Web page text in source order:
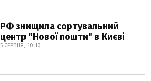
РФ знищила сортувальний
центр "Нової пошти" в Києві
5 СЕРПНЯ, 10:10